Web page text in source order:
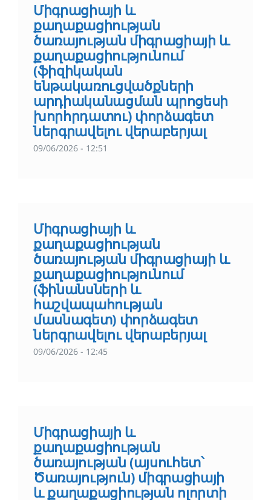
Միգրացիայի և
քաղաքացիության
ծառայության միգրացիայի և
քաղաքացիությունում
(ֆիզիկական
ենթակառուցվածքների
արդիականացման պրոցեսի
խորհրդատու) փորձագետ
ներգրավելու վերաբերյալ
09/06/2026 - 12:51
Միգրացիայի և
քաղաքացիության
ծառայության միգրացիայի և
քաղաքացիությունում
(ֆինանսների և
հաշվապահության
մասնագետ) փորձագետ
ներգրավելու վերաբերյալ
09/06/2026 - 12:45
Միգրացիայի և
քաղաքացիության
ծառայության (այսուհետ՝
Ծառայություն) միգրացիայի
և քաղաքացիության ոլորտի